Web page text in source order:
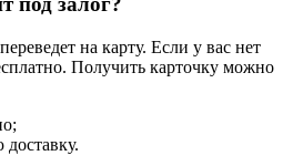
на карту. Если у вас нет
Получить карточку можно
доставку.